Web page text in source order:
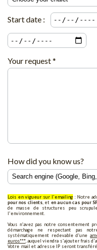
Start date :
Your request *
How did you know us?
Lois en vigueur sur l'emailing : Notre
pour nos clients, et en aucun cas pour
de masse de structures peu
l'environnement.
Vous n'avez pas notre consentement
démarchage ne respectant pas
systématiquement redevable d'une
euros*** , auquel viendra s'ajouter frais
Votre mail et adresse IP seront